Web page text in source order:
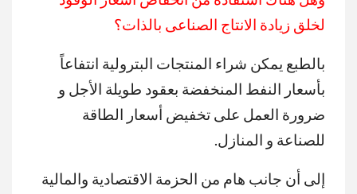
لخلق زيادة الانتاج الصناعى بالذات؟
بالطبع يمكن شراء المنتجات البترولية انتفاعاً
بأسعار النفط المنخفضة بعقود طويلة الأجل و
ضرورة العمل على تخفيض أسعار الطاقة
للصناعة و المنازل.
إلى أن جانب هام من الحزمة الاقتصادية والمالية